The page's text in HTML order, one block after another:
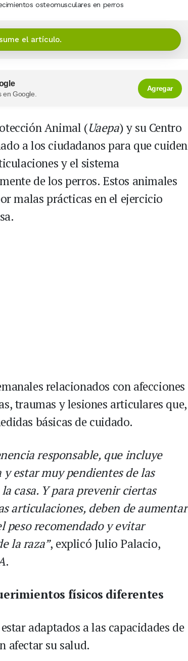
osteomusculares en perros
el artículo.
Google.
Agregar
Animal (Uaepa) y su Centro
a los ciudadanos para que cuiden
y el sistema
de los perros. Estos animales
malas prácticas en el ejercicio
relacionados con afecciones
traumas y lesiones articulares que,
básicas de cuidado.
responsable, que incluye
estar muy pendientes de las
casa. Y para prevenir ciertas
articulaciones, deben de aumentar
peso recomendado y evitar
la raza”, explicó Julio Palacio,
.
físicos diferentes
adaptados a las capacidades de
afectar su salud.